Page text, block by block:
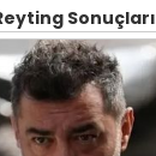
Sonuçları